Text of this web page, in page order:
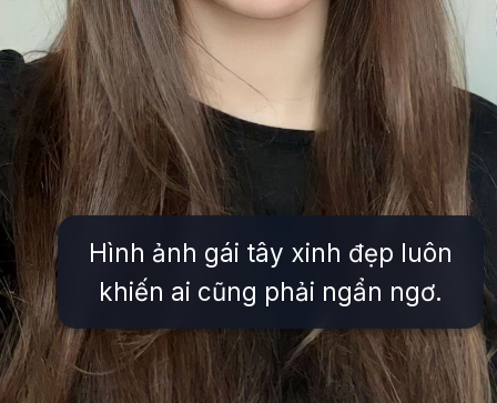
Hình ảnh gái tây xinh đẹp luôn
khiến ai cũng phải ngẩn ngơ.